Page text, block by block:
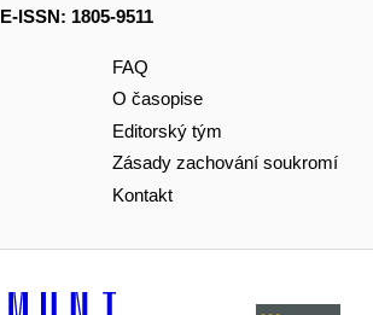
E-ISSN: 1805-9511
FAQ
O časopise
Editorský tým
Zásady zachování soukromí
Kontakt